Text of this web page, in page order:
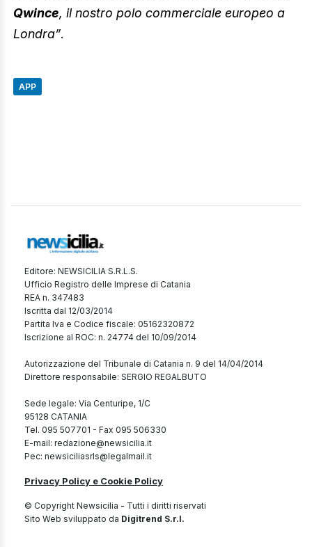
Qwince, il nostro polo commerciale europeo a
Londra”.
APP
Editore: NEWSICILIA S.R.L.S.
Ufficio Registro delle Imprese di Catania
REA n. 347483
Iscritta dal 12/03/2014
Partita Iva e Codice fiscale: 05162320872
Iscrizione al ROC: n. 24774 del 10/09/2014
Autorizzazione del Tribunale di Catania n. 9 del 14/04/2014
Direttore responsabile: SERGIO REGALBUTO
Sede legale: Via Centuripe, 1/C
95128 CATANIA
Tel. 095 507701 - Fax 095 506330
E-mail: redazione@newsicilia.it
Pec: newsiciliasrls@legalmail.it
Privacy Policy e Cookie Policy
© Copyright Newsicilia - Tutti i diritti riservati
Sito Web sviluppato da Digitrend S.r.l.